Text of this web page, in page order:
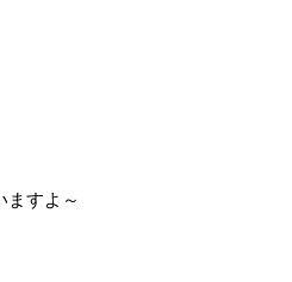
ますよ～